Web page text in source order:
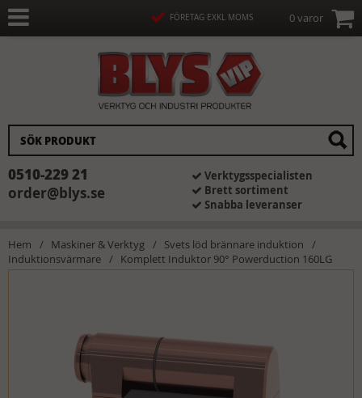
0 varor
FÖRETAG EXKL MOMS
0510-229 21
order@blys.se
Verktygsspecialisten
Brett sortiment
Snabba leveranser
Hem Maskiner & Verktyg
Svets löd brännare induktion
Induktionsvärmare
Komplett Induktor 90° Powerduction 160LG